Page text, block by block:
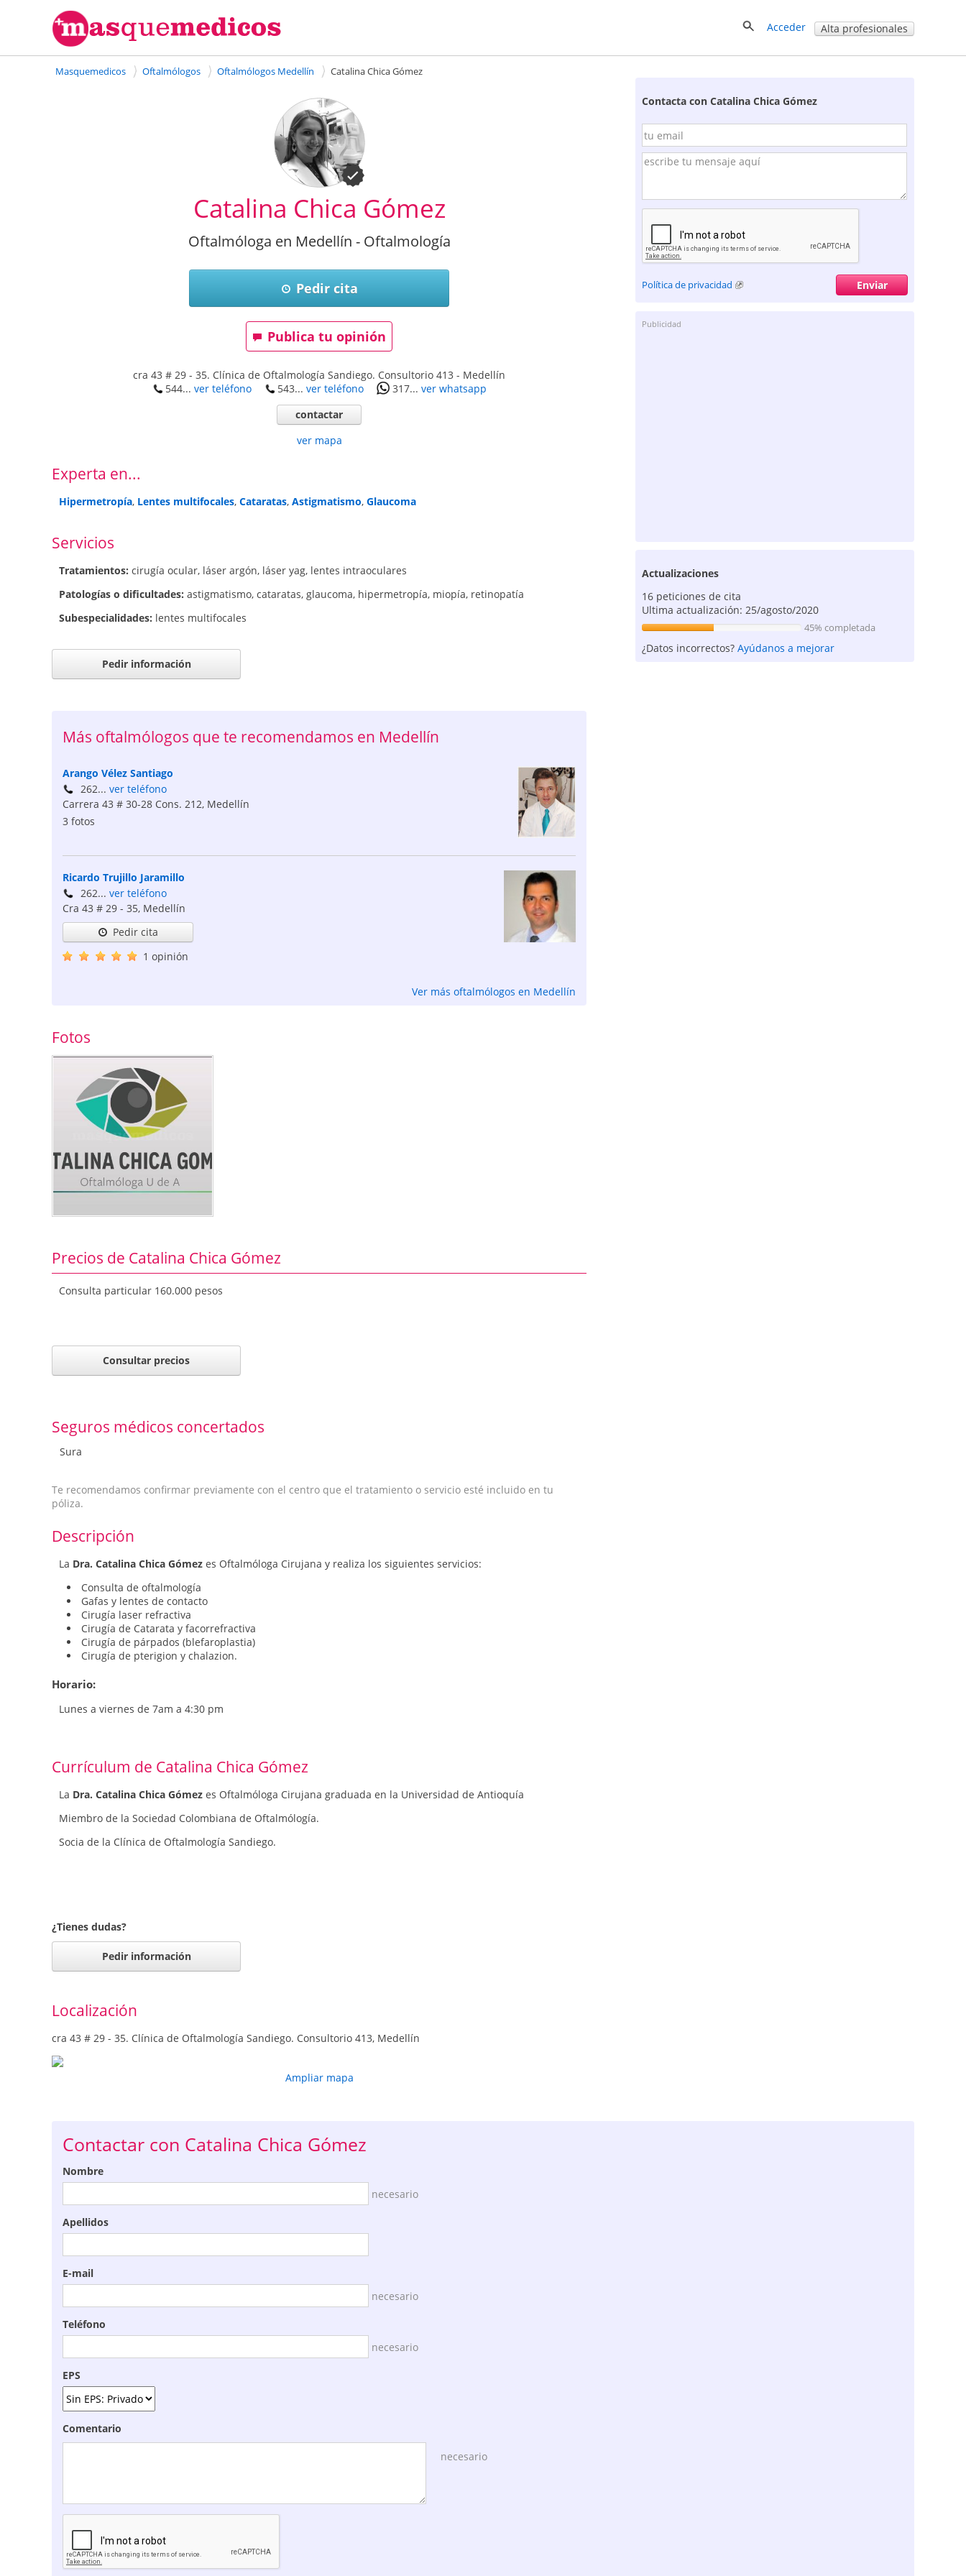
Acceder Alta profesionales
Masquemedicos Oftalmólogos Oftalmólogos Medellín Catalina Chica Gómez
Catalina Chica Gómez
Oftalmóloga en Medellín - Oftalmología
Pedir cita
Publica tu opinión
cra 43 # 29 - 35. Clínica de Oftalmología Sandiego. Consultorio 413 - Medellín
544... ver teléfono 543... ver teléfono 317... ver whatsapp
contactar
ver mapa
Experta en...
Hipermetropía, Lentes multifocales, Cataratas, Astigmatismo, Glaucoma
Servicios
Tratamientos: cirugía ocular, láser argón, láser yag, lentes intraoculares
Patologí­as o dificultades: astigmatismo, cataratas, glaucoma, hipermetropía, miopía, retinopatía
Subespecialidades: lentes multifocales
Pedir información
Más oftalmólogos que te recomendamos en Medellín
Arango Vélez Santiago
262... ver teléfono
Carrera 43 # 30-28 Cons. 212, Medellín
3 fotos
Ricardo Trujillo Jaramillo
262... ver teléfono
Cra 43 # 29 - 35, Medellín
Pedir cita
1 opinión
Ver más oftalmólogos en Medellín
Fotos
Precios de Catalina Chica Gómez
Consulta particular 160.000 pesos
Consultar precios
Seguros médicos concertados
Sura
Te recomendamos confirmar previamente con el centro que el tratamiento o servicio esté incluido en tu
póliza.
Descripción
La Dra. Catalina Chica Gómez es Oftalmóloga Cirujana y realiza los siguientes servicios:
Consulta de oftalmología
Gafas y lentes de contacto
Cirugía laser refractiva
Cirugía de Catarata y facorrefractiva
Cirugía de párpados (blefaroplastia)
Cirugía de pterigion y chalazion.
Horario:
Lunes a viernes de 7am a 4:30 pm
Currículum de Catalina Chica Gómez
La Dra. Catalina Chica Gómez es Oftalmóloga Cirujana graduada en la Universidad de Antioquía
Miembro de la Sociedad Colombiana de Oftalmólogía.
Socia de la Clínica de Oftalmología Sandiego.
¿Tienes dudas?
Pedir información
Localización
cra 43 # 29 - 35. Clínica de Oftalmología Sandiego. Consultorio 413, Medellín
Ampliar mapa
Contacta con Catalina Chica Gómez
Política de privacidad
Publicidad
Actualizaciones
16 peticiones de cita
Ultima actualización: 25/agosto/2020
45% completada
¿Datos incorrectos?Ayúdanos a mejorar
Contactar con Catalina Chica Gómez
Nombre
necesario
Apellidos
E-mail
necesario
Teléfono
necesario
EPS
Comentario
necesario